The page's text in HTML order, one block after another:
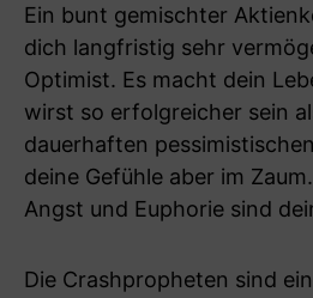
Ein bunt gemischter
dich langfristig sehr
Optimist. Es macht dein
wirst so erfolgreicher sein
dauerhaften
deine Gefühle aber im
Angst und Euphorie sind
Die Crashpropheten sind